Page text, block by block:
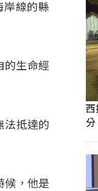
岸線的縣
的生命經
法抵達的
候，他是
分